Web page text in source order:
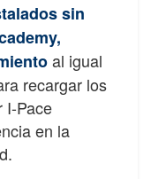
sin
al igual
recargar los
I-Pace
en la